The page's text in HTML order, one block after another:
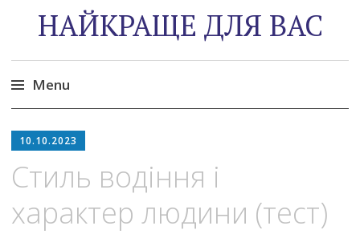
НАЙКРАЩЕ ДЛЯ ВАС
Menu
to
10.10.2023
Стиль водіння і
характер людини (тест)